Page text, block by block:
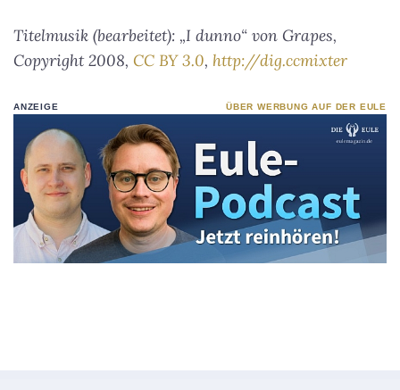
Titelmusik (bearbeitet): „I dunno“ von Grapes,
Copyright 2008, CC BY 3.0, http://dig.ccmixter
ANZEIGE ÜBER WERBUNG AUF DER EULE